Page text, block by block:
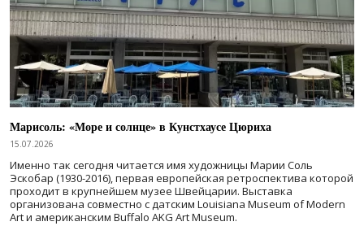
Марисоль: «Море и солнце» в Кунстхаусе Цюриха
15.07.2026
Именно так сегодня читается имя художницы Марии Соль
Эскобар (1930-2016), первая европейская ретроспектива которой
проходит в крупнейшем музее Швейцарии. Выставка
организована совместно с датским Louisiana Museum of Modern
Art и американским Buffalo AKG Art Museum.